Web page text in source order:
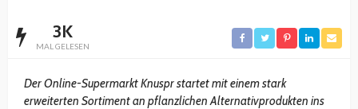
3K
MAL GELESEN
Der Online-Supermarkt Knuspr startet mit einem stark
erweiterten Sortiment an pflanzlichen Alternativprodukten ins